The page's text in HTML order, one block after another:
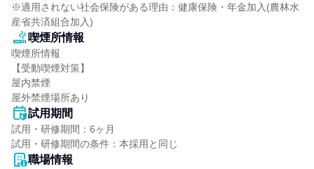
※適用されない社会保険がある理由：健康保険・年金加入(農林水
産省共済組合加入)
喫煙所情報
喫煙所情報
【受動喫煙対策】
屋内禁煙
屋外禁煙場所あり
試用期間
試用・研修期間：6ヶ月
職場情報